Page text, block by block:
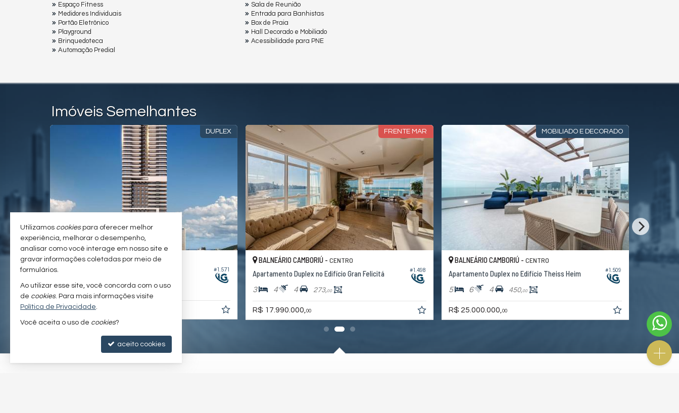
Espaço Fitness
Medidores Individuais
Portão Eletrônico
Playground
Brinquedoteca
Automação Predial
Sala de Reunião
Entrada para Banhistas
Box de Praia
Hall Decorado e Mobiliado
Acessibilidade para PNE
Imóveis Semelhantes
#1.409
DUPLEX
#1.571
BALNEÁRIO CAMBORIÚ -CENTRO
Apartamento Duplex
4 4 4 451,
R$ 19.900.000,
FRENTE MAR
#1.498
BALNEÁRIO CAMBORIÚ -CENTRO
Apartamento Duplex no Edifício Gran Felicitá
3 4 4 273,00
R$ 17.990.000,00
MOBILIADO E DECORADO
#1.509
BALNEÁRIO CAMBORIÚ - CENTRO
Apartamento Duplex no Edifício Theiss Heim
5 6 4 450,00
R$ 25.000.000,00
Utilizamos cookiespara oferecer melhor
experiência, melhorar o desempenho,
analisar como você interage em nosso site e
gravar informações coletadas por meio de
formulários.
Ao utilizar esse site, você concorda com o uso
de cookies. Para mais informações visite
Política de Privacidade.
Você aceita o uso de cookies?
aceito cookies